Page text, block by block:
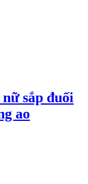
sắp đuối
ao